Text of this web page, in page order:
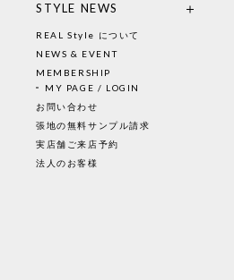
STYLE NEWS
REAL Style について
NEWS & EVENT
MEMBERSHIP
MY PAGE / LOGIN
お問い合わせ
張地の無料サンプル請求
実店舗ご来店予約
法人のお客様